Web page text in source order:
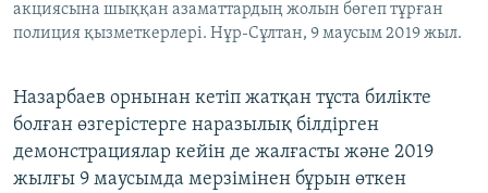
акциясына шыққан азаматтардың жолын бөгеп тұрған
полиция қызметкерлері. Нұр-Сұлтан, 9 маусым 2019 жыл.
Назарбаев орнынан кетіп жатқан тұста билікте
болған өзгерістерге наразылық білдірген
демонстрациялар кейін де жалғасты және 2019
жылғы 9 маусымда мерзімінен бұрын өткен